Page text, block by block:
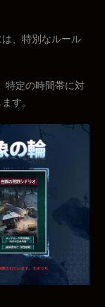
、特別なルール
特定の時間帯に対
す。